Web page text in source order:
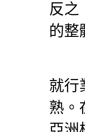
反之
的整
就行
熟。